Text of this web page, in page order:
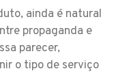
ainda é natural
propaganda e
parecer,
o tipo de serviço